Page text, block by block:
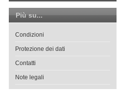
Più su...
Condizioni
Protezione dei dati
Contatti
Note legali